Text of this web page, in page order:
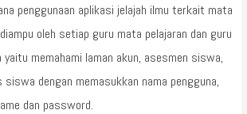
penggunaan aplikasi jelajah ilmu terkait mata
oleh setiap guru mata pelajaran dan guru
memahami laman akun, asesmen siswa,
dengan memasukkan nama pengguna,
dan password.